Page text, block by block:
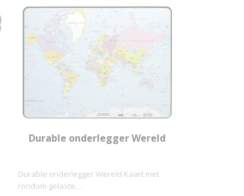
Durable onderlegger Wereld
Durable onderlegger Wereld Kaart met
rondom gelaste…